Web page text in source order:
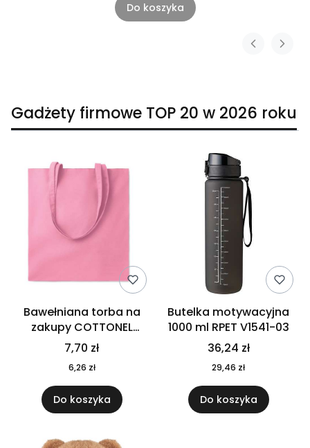
Do koszyka
Gadżety firmowe TOP 20 w 2026 roku
Bawełniana torba na
zakupy COTTONEL
COLOUR++ MO9846-11
7,70 zł
6,26 zł
Do koszyka
Butelka motywacyjna
1000 ml RPET V1541-03
36,24 zł
29,46 zł
Do koszyka